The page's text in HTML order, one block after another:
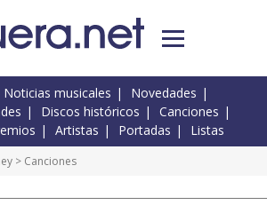
Noticias musicales
Novedades
Discos históricos
Canciones
Artistas Portadas Listas
> Canciones